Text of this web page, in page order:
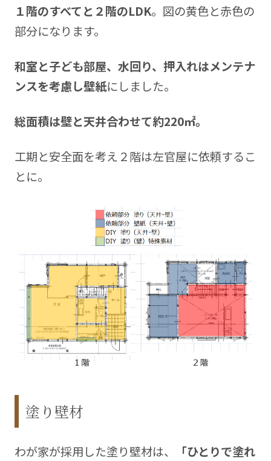
１階のすべてと２階のLDK。図の黄色と赤色の
部分になります。
和室と子ども部屋、水回り、押入れはメンテナ
ンスを考慮し壁紙にしました。
総面積は壁と天井合わせて約220㎡。
工期と安全面を考え２階は左官屋に依頼するこ
とに。
塗り壁材
わが家が採用した塗り壁材は、
「ひとりで塗れ